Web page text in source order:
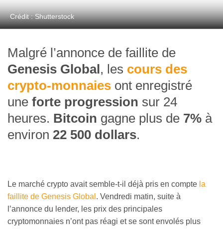
Crédit : Shutterstock
Malgré l’annonce de faillite de
Genesis Global , les cours des
crypto-monnaies ont enregistré
une forte progression sur 24
heures. Bitcoin gagne plus de 7% à
environ 22 500 dollars.
Le marché crypto avait semble-t-il déjà pris en compte la
faillite de Genesis Global . Vendredi matin, suite à
l’annonce du lender, les prix des principales
cryptomonnaies n’ont pas réagi et se sont envolés plus